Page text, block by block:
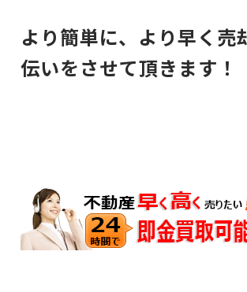
より簡単に、より早く売
伝いをさせて頂きます！